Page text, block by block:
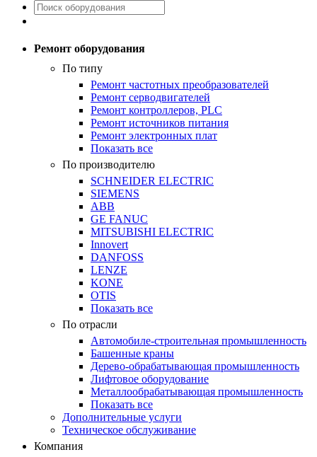
Ремонт оборудования
По типу
Ремонт частотных преобразователей
Ремонт серводвигателей
Ремонт контроллеров, PLC
Ремонт источников питания
Ремонт электронных плат
Показать все
По производителю
SCHNEIDER ELECTRIC
SIEMENS
ABB
GE FANUC
MITSUBISHI ELECTRIC
Innovert
DANFOSS
LENZE
KONE
OTIS
Показать все
По отрасли
Автомобиле-строительная промышленность
Башенные краны
Дерево-обрабатывающая промышленность
Лифтовое оборудование
Металлообрабатывающая промышленность
Показать все
Дополнительные услуги
Техническое обслуживание
Компания